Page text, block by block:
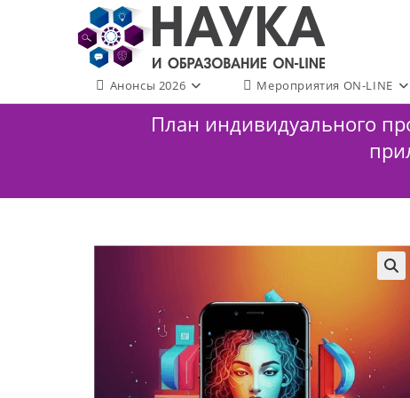
содержимому
Анонсы 2026 Мероприятия ON-LINE
План индивидуального